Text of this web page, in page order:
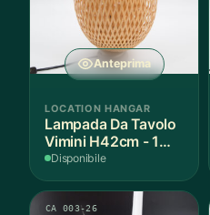
Anteprima
LOCATION HANGAR
Lampada Da Tavolo
Vimini H42cm - 1
Pezzo
Disponibile
CA 003-26